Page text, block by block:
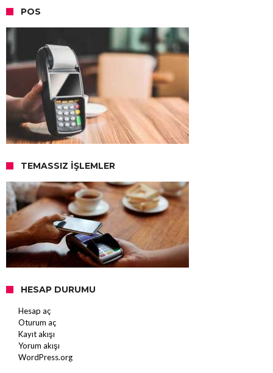
POS
TEMASSIZ İŞLEMLER
HESAP DURUMU
Hesap aç
Oturum aç
Kayıt akışı
Yorum akışı
WordPress.org